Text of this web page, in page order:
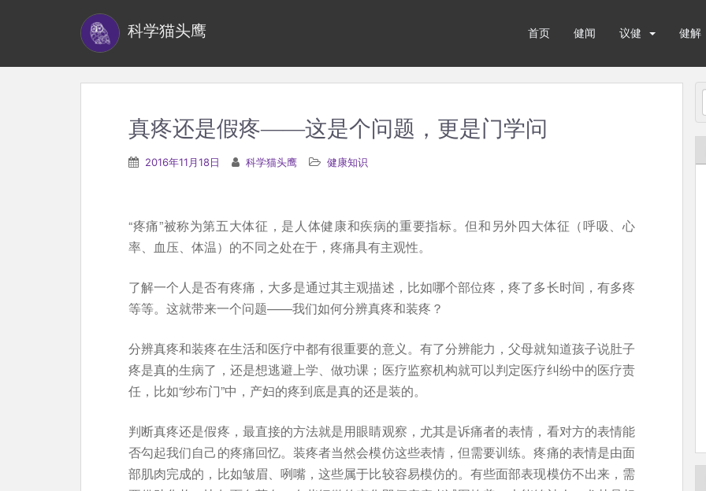
科学猫头鹰 首页 健闻 议健 健解
真疼还是假疼——这是个问题，更是门学问
2016年11月18日 科学猫头鹰 健康知识
“疼痛”被称为第五大体征，是人体健康和疾病的重要指标。但和另外四大体征（呼吸、心
率、血压、体温）的不同之处在于，疼痛具有主观性。
了解一个人是否有疼痛，大多是通过其主观描述，比如哪个部位疼，疼了多长时间，有多疼
等等。这就带来一个问题——我们如何分辨真疼和装疼？
分辨真疼和装疼在生活和医疗中都有很重要的意义。有了分辨能力，父母就知道孩子说肚子
疼是真的生病了，还是想逃避上学、做功课；医疗监察机构就可以判定医疗纠纷中的医疗责
任，比如“纱布门”中，产妇的疼到底是真的还是装的。
判断真疼还是假疼，最直接的方法就是用眼睛观察，尤其是诉痛者的表情，看对方的表情能
否勾起我们自己的疼痛回忆。装疼者当然会模仿这些表情，但需要训练。疼痛的表情是由面
部肌肉完成的，比如皱眉、咧嘴，这些属于比较容易模仿的。有些面部表现模仿不出来，需